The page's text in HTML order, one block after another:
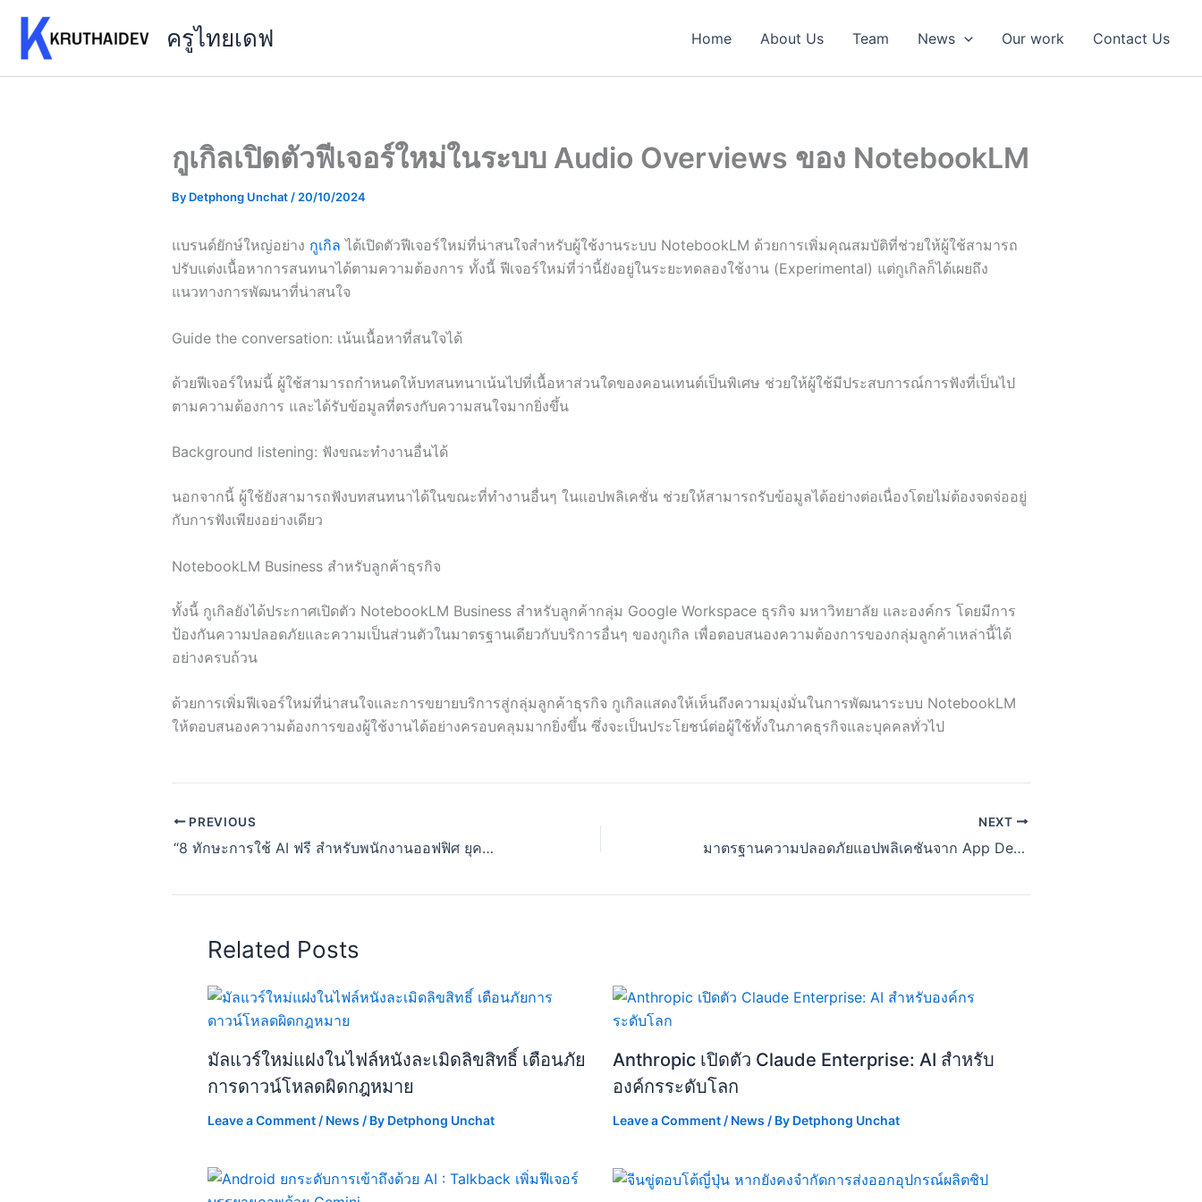
content
ครูไทยเดฟ Home About Us Team News Our work Contact Us
กูเกิลเปิดตัวฟีเจอร์ใหม่ในระบบ Audio Overviews ของ NotebookLM
By Detphong Unchat / 20/10/2024
แบรนด์ยักษ์ใหญ่อย่าง กูเกิล ได้เปิดตัวฟีเจอร์ใหม่ที่น่าสนใจสำหรับผู้ใช้งานระบบ NotebookLM ด้วยการเพิ่มคุณสมบัติที่ช่วยให้ผู้ใช้สามารถ
ปรับแต่งเนื้อหาการสนทนาได้ตามความต้องการ ทั้งนี้ ฟีเจอร์ใหม่ที่ว่านี้ยังอยู่ในระยะทดลองใช้งาน (Experimental) แต่กูเกิลก็ได้เผยถึง
แนวทางการพัฒนาที่น่าสนใจ
Guide the conversation: เน้นเนื้อหาที่สนใจได้
ด้วยฟีเจอร์ใหม่นี้ ผู้ใช้สามารถกำหนดให้บทสนทนาเน้นไปที่เนื้อหาส่วนใดของคอนเทนต์เป็นพิเศษ ช่วยให้ผู้ใช้มีประสบการณ์การฟังที่เป็นไป
ตามความต้องการ และได้รับข้อมูลที่ตรงกับความสนใจมากยิ่งขึ้น
Background listening: ฟังขณะทำงานอื่นได้
นอกจากนี้ ผู้ใช้ยังสามารถฟังบทสนทนาได้ในขณะที่ทำงานอื่นๆ ในแอปพลิเคชั่น ช่วยให้สามารถรับข้อมูลได้อย่างต่อเนื่องโดยไม่ต้องจดจ่ออยู่
กับการฟังเพียงอย่างเดียว
NotebookLM Business สำหรับลูกค้าธุรกิจ
ทั้งนี้ กูเกิลยังได้ประกาศเปิดตัว NotebookLM Business สำหรับลูกค้ากลุ่ม Google Workspace ธุรกิจ มหาวิทยาลัย และองค์กร โดยมีการ
ป้องกันความปลอดภัยและความเป็นส่วนตัวในมาตรฐานเดียวกับบริการอื่นๆ ของกูเกิล เพื่อตอบสนองความต้องการของกลุ่มลูกค้าเหล่านี้ได้
อย่างครบถ้วน
ด้วยการเพิ่มฟีเจอร์ใหม่ที่น่าสนใจและการขยายบริการสู่กลุ่มลูกค้าธุรกิจ กูเกิลแสดงให้เห็นถึงความมุ่งมั่นในการพัฒนาระบบ NotebookLM
ให้ตอบสนองความต้องการของผู้ใช้งานได้อย่างครอบคลุมมากยิ่งขึ้น ซึ่งจะเป็นประโยชน์ต่อผู้ใช้ทั้งในภาคธุรกิจและบุคคลทั่วไป
PREVIOUS
“8 ทักษะการใช้ AI ฟรี สำหรับพนักงานออฟฟิศ ยุคใหม่”
NEXT
มาตรฐานความปลอดภัยแอปพลิเคชันจาก App Defense Alliance
Related Posts
มัลแวร์ใหม่แฝงในไฟล์หนังละเมิดลิขสิทธิ์ เตือนภัย
การดาวน์โหลดผิดกฎหมาย
Leave a Comment / News / By Detphong Unchat
Anthropic เปิดตัว Claude Enterprise: AI สำหรับ
องค์กรระดับโลก
Leave a Comment / News / By Detphong Unchat